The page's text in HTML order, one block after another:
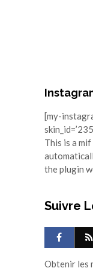
[my-
This is a
the plugin
Suivre
Obtenir les